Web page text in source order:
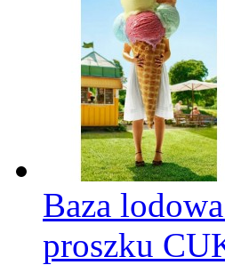
Baza
proszku